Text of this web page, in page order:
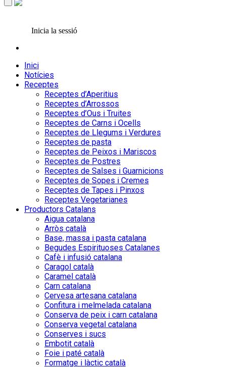
Inicia la sessió
Inici
Notícies
Receptes
Receptes d’Aperitius
Receptes d’Arrossos
Receptes d’Ous i Truites
Receptes de Carns i Ocells
Receptes de Llegums i Verdures
Receptes de pasta
Receptes de Peixos i Mariscos
Receptes de Postres
Receptes de Salses i Guarnicions
Receptes de Sopes i Cremes
Receptes de Tapes i Pinxos
Receptes Vegetarianes
Productors Catalans
Aigua catalana
Arròs català
Base, massa i pasta catalana
Begudes Espirituoses Catalanes
Cafè i infusió catalana
Caragol català
Caramel català
Carn catalana
Cervesa artesana catalana
Confitura i melmelada catalana
Conserva de peix i carn catalana
Conserva vegetal catalana
Conserves i sucs
Embotit català
Foie i paté català
Formatge i làctic català